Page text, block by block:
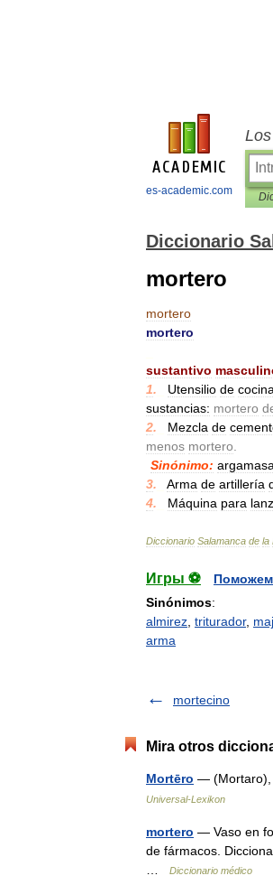
es-academic.com
Diccionario
mortero
mortero
mortero
sustantivo
1. Utensilio de cocina
sustancias: mortero
2. Mezcla de
menos mortero
Sinónimo: argamasa
3. Arma de artillería
4. Máquina para
Diccionario Salamanca de la
Игры ⚽
Поможем
Sinónimos:
almirez triturador,
arma
mortecino
Mira otros
Mortēro — (Mortaro),
Universal-Lexikon
mortero — Vaso en
de fármacos.
Diccionario médico